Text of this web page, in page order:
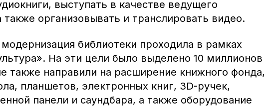
выступать в качестве ведущего
организовывать и транслировать видео.
библиотеки проходила в рамках
На эти цели было выделено 10 миллионов
также направили на расширение книжного фонда,
планшетов, электронных книг, 3D-ручек,
панели и саундбара, а также оборудование